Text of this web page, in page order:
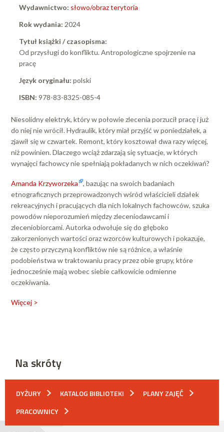
Wydawnictwo: słowo/obraz terytoria
Rok wydania: 2024
Tytuł książki / czasopisma:
Od przysługi do konfliktu. Antropologiczne spojrzenie na
pracę
Język oryginału: polski
ISBN: 978-83-8325-085-4
Niesolidny elektryk, który w połowie zlecenia porzucił pracę i już
do niej nie wrócił. Hydraulik, który miał przyjść w poniedziałek, a
zjawił się w czwartek. Remont, który kosztował dwa razy więcej,
niż powinien. Dlaczego wciąż zdarzają się sytuacje, w których
wynajęci fachowcy nie spełniają pokładanych w nich oczekiwań?
Amanda Krzyworzeka
, bazując na swoich badaniach
etnograficznych przeprowadzonych wśród właścicieli działek
rekreacyjnych i pracujących dla nich lokalnych fachowców, szuka
powodów nieporozumień między zleceniodawcami i
zleceniobiorcami. Autorka odwołuje się do głęboko
zakorzenionych wartości oraz wzorców kulturowych i pokazuje,
że często przyczyną konfliktów nie są różnice, a właśnie
podobieństwa w traktowaniu pracy przez obie grupy, które
jednocześnie mają wobec siebie całkowicie odmienne
oczekiwania.
Więcej >
Na skróty
DYŻURY KATALOG BIBLIOTEKI
PLANY ZAJĘĆ
PRACOWNICY